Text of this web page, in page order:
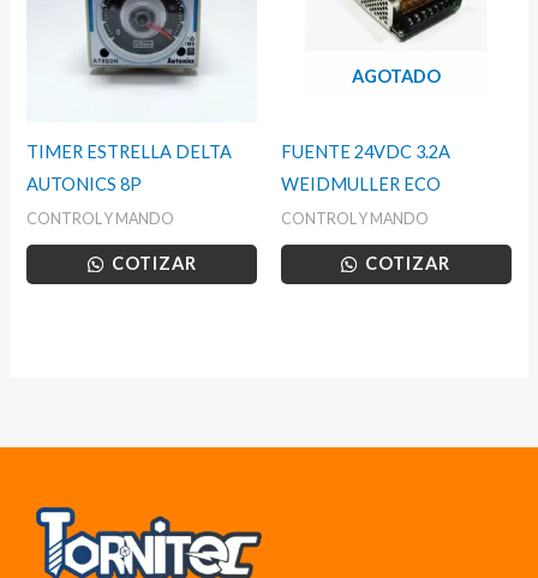
TIMER ESTRELLA DELTA
AUTONICS 8P
CONTROL Y MANDO
COTIZAR
AGOTADO
FUENTE 24VDC 3.2A
WEIDMULLER ECO
CONTROL Y MANDO
COTIZAR